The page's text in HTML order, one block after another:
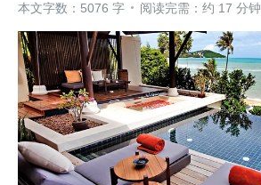
本文字数：5076 字
阅读完需：约 17 分钟